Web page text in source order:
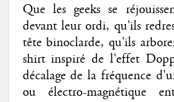
Que les geeks se
devant leur ordi, qu'ils
tête binoclarde, qu'ils
shirt inspiré de l'effet
décalage de la fréquence
ou électro-magnétique